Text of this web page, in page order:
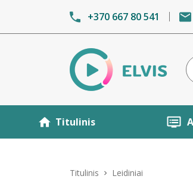
+370 667 80 541
Titulinis
Titulinis Leidiniai